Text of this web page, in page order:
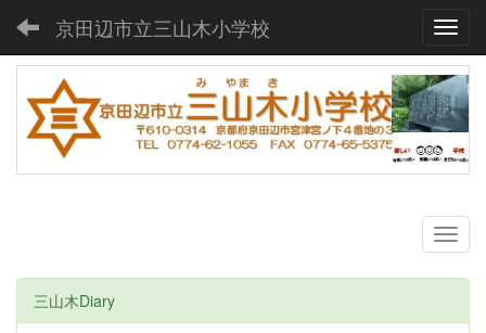
京田辺市立三山木小学校
三山木Diary